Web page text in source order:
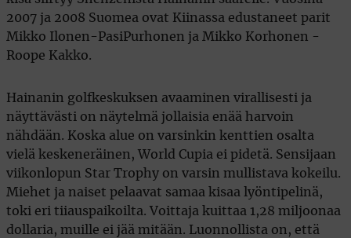
2007 ja 2008 Suomea ovat Kiinassa edustaneet parit
Mikko Ilonen-PasiPurhonen ja Mikko Korhonen -
Roope Kakko.
Hainanin golfkeskuksen avaaminen virallisesti ja
näyttävästi on näytelmä jollaisia enää harvoin
nähdään. Koska alue on varsinkin kenttien osalta
vielä keskeneräinen, World Cupia ei pidetä. Sensijaan
viikonlopun Star Trophy on varsin mullistava kokeilu.
Miehet ja naiset pelaavat samaa kisaa lyöntipelinä,
toki eri tiiauspaikoilta. Voittaja kuittaa 1,28 miljoonaa
dollaria, muille ei jää mitään. Luonnollista on, että